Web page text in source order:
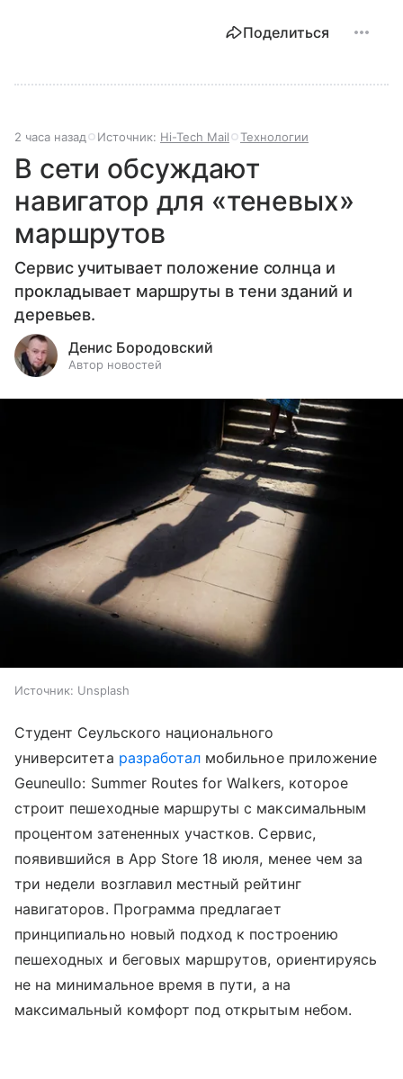
Поделиться
2 часа назад Источник: Hi-Tech Mail Технологии
В сети обсуждают
навигатор для «теневых»
маршрутов
Сервис учитывает положение солнца и
прокладывает маршруты в тени зданий и
деревьев.
Денис Бородовский
Автор новостей
Источник: Unsplash
Студент Сеульского национального
университета разработал мобильное приложение
Geuneullo: Summer Routes for Walkers, которое
строит пешеходные маршруты с максимальным
процентом затененных участков. Сервис,
появившийся в App Store 18 июля, менее чем за
три недели возглавил местный рейтинг
навигаторов. Программа предлагает
принципиально новый подход к построению
пешеходных и беговых маршрутов, ориентируясь
не на минимальное время в пути, а на
максимальный комфорт под открытым небом.